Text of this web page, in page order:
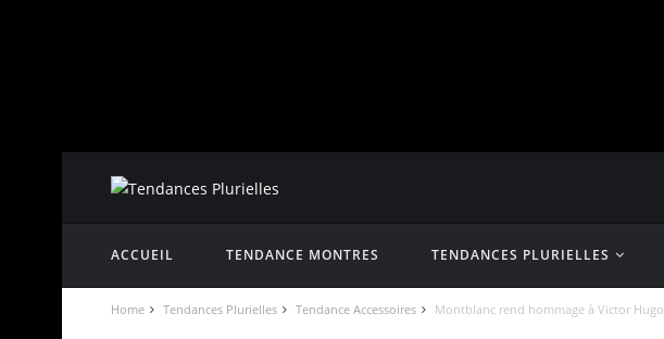
ACCUEIL TENDANCE MONTRES TENDANCES PLURIELLES
Home Tendances Plurielles Tendance Accessoires Montblanc rend hommage à Victor Hugo